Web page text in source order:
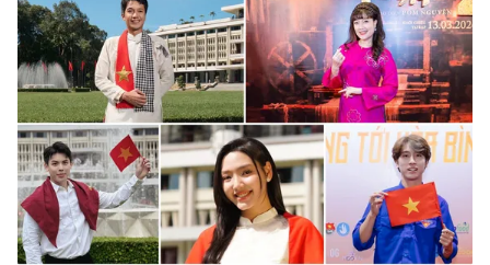
THỜI BÁO VTV
Theo dõi báo trên
Cơ quan chủ quản:Đài Truyền hình Việt Nam
Cơ quan báo chí:Thời báo VTV